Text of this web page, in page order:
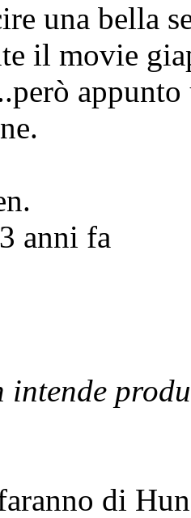
una bella
il movie
anni fa
intende
di